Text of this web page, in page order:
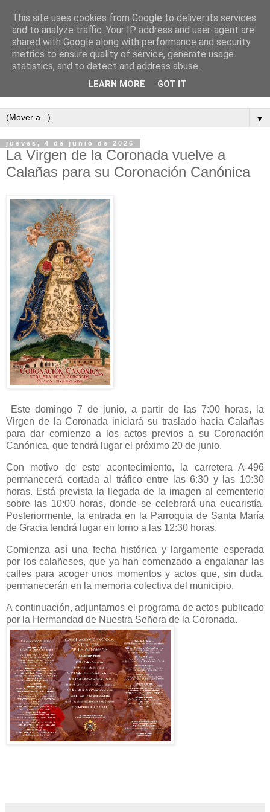
Semanario independiente de Calañas
▼
jueves, 4 de junio de 2026
La Virgen de la Coronada vuelve a
Calañas para su Coronación Canónica
Este domingo 7 de junio, a partir de las 7:00 horas, la
Virgen de la Coronada iniciará su traslado hacia Calañas
para dar comienzo a los actos previos a su Coronación
Canónica, que tendrá lugar el próximo 20 de junio.
Con motivo de este acontecimiento, la carretera A-496
permanecerá cortada al tráfico entre las 6:30 y las 10:30
horas. Está prevista la llegada de la imagen al cementerio
sobre las 10:00 horas, donde se celebrará una eucaristía.
Posteriormente, la entrada en la Parroquia de Santa María
de Gracia tendrá lugar en torno a las 12:30 horas.
Comienza así una fecha histórica y largamente esperada
por los calañeses, que ya han comenzado a engalanar las
calles para acoger unos momentos y actos que, sin duda,
permanecerán en la memoria colectiva del municipio.
A continuación, adjuntamos el programa de actos publicado
por la Hermandad de Nuestra Señora de la Coronada.
This site uses cookies from Google to deliver its services
and to analyze traffic. Your IP address and user-agent are
shared with Google along with performance and security
metrics to ensure quality of service, generate usage
statistics, and to detect and address abuse.
LEARN MORE GOT IT